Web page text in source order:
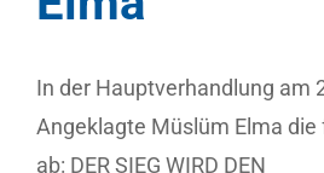
In der Hauptverhandlung am
Angeklagte Müslüm Elma die
ab: DER SIEG WIRD DEN